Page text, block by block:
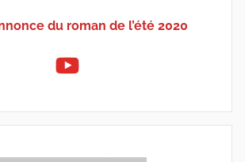
du roman de l’été 2020